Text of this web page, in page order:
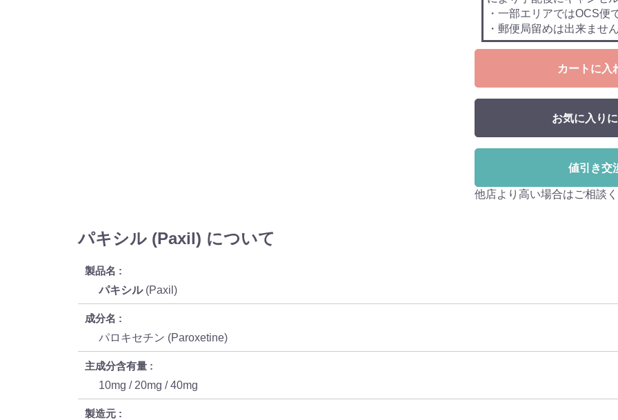
・一部エリアではOCS便
・郵便局留めは出来ません
カートに入
お気に入り
値引き交
他店より高い場合はご相談
パキシル (Paxil) について
製品名
パキシル(Paxil)
成分名
パロキセチン (Paroxetine)
主成分含有量
10mg / 20mg / 40mg
製造元